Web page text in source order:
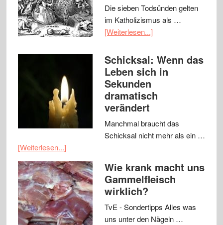
Die sieben Todsünden gelten
im Katholizismus als …
[Weiterlesen...]
Schicksal: Wenn das
Leben sich in
Sekunden
dramatisch
verändert
Manchmal braucht das
Schicksal nicht mehr als ein …
[Weiterlesen...]
Wie krank macht uns
Gammelfleisch
wirklich?
TvE - Sondertipps Alles was
uns unter den Nägeln …